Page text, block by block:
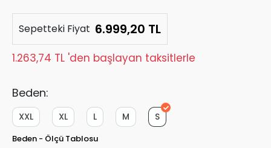
Sepetteki Fiyat 6.999,20 TL
1.263,74 TL 'den başlayan taksitlerle
Beden:
S
M
L
XL
XXL
Beden - Ölçü Tablosu